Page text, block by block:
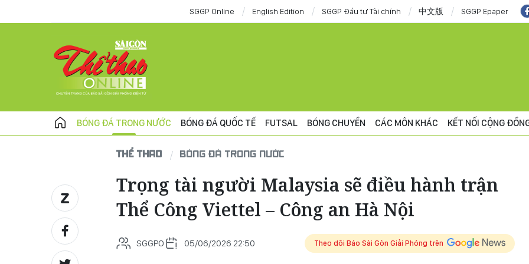
SGGP Online English Edition SGGP Đầu tư Tài chính 中文版 SGGP Epaper
BÓNG ĐÁ TRONG NƯỚC BÓNG ĐÁ QUỐC TẾ FUTSAL BÓNG CHUYỀN CÁC MÔN KHÁC KẾT NỐI CỘNG
THỂ THAO BÓNG ĐÁ TRONG NƯỚC
Trọng tài người Malaysia sẽ điều hành trận
Thể Công Viettel – Công an Hà Nội
SGGPO 05/06/2026 22:50 Theo dõi Báo Sài Gòn Giải Phóng trên